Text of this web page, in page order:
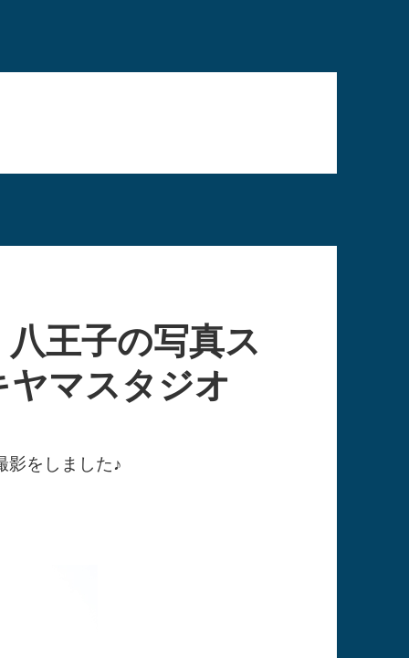
王子の写真ス
マスタジオ
影をしました♪